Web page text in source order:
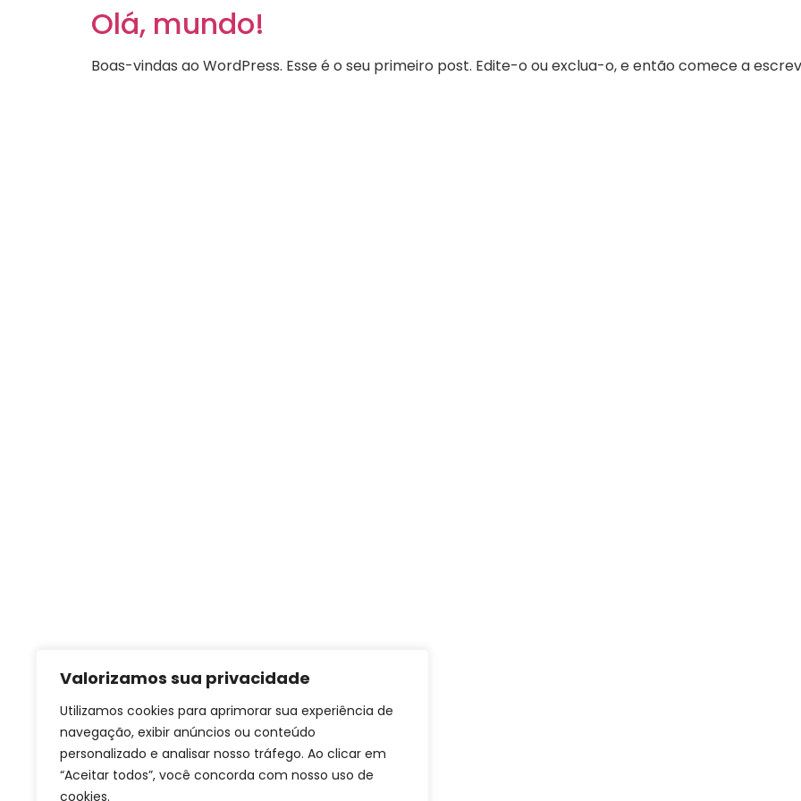
Valorizamos sua privacidade
Utilizamos cookies para aprimorar sua experiência de
navegação, exibir anúncios ou conteúdo
personalizado e analisar nosso tráfego. Ao clicar em
“Aceitar todos”, você concorda com nosso uso de
cookies.
Olá, mundo!
Boas-vindas ao WordPress. Esse é o seu primeiro post. Edite-o ou exclua-o, e então comece a